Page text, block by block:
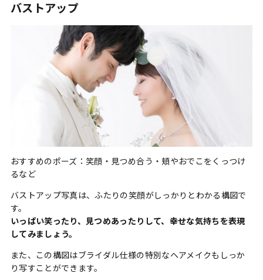
バストアップ
おすすめのポーズ：笑顔・見つめ合う・頬やおでこをくっつけ
るなど
バストアップ写真は、ふたりの笑顔がしっかりとわかる構図で
す。
いっぱい笑ったり、見つめあったりして、幸せな気持ちを表現
してみましょう。
また、この構図はブライダル仕様の特別なヘアメイクもしっか
り写すことができます。